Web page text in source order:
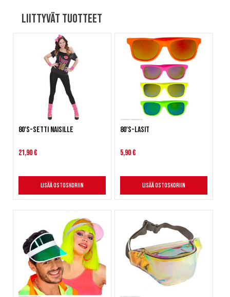
Liittyvät tuotteet
80's-setti naisille
21,90 €
Lisää ostoskoriin
80's-lasit
5,90 €
Lisää ostoskoriin